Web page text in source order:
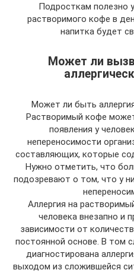
Подросткам полезно
растворимого кофе в
напитка будет
Может ли
Может ли быть
Растворимый кофе
появления у
непереносимости
составляющих, которые
Нужно отметить, что
подозревают о том, что у
Аллергия на
человека внезапно и
зависимости от
постоянной основе. В том
диагностирована
выходом из сложившейся